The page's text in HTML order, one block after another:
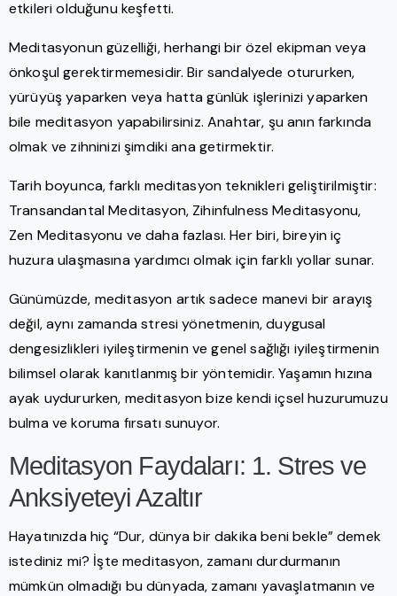
etkileri olduğunu keşfetti.
Meditasyonun güzelliği, herhangi bir özel ekipman veya
önkoşul gerektirmemesidir. Bir sandalyede otururken,
yürüyüş yaparken veya hatta günlük işlerinizi yaparken
bile meditasyon yapabilirsiniz. Anahtar, şu anın farkında
olmak ve zihninizi şimdiki ana getirmektir.
Tarih boyunca, farklı meditasyon teknikleri geliştirilmiştir:
Transandantal Meditasyon, Zihinfulness Meditasyonu,
Zen Meditasyonu ve daha fazlası. Her biri, bireyin iç
huzura ulaşmasına yardımcı olmak için farklı yollar sunar.
Günümüzde, meditasyon artık sadece manevi bir arayış
değil, aynı zamanda stresi yönetmenin, duygusal
dengesizlikleri iyileştirmenin ve genel sağlığı iyileştirmenin
bilimsel olarak kanıtlanmış bir yöntemidir. Yaşamın hızına
ayak uydururken, meditasyon bize kendi içsel huzurumuzu
bulma ve koruma fırsatı sunuyor.
Meditasyon Faydaları: 1. Stres ve
Anksiyeteyi Azaltır
Hayatınızda hiç “Dur, dünya bir dakika beni bekle” demek
istediniz mi? İşte meditasyon, zamanı durdurmanın
mümkün olmadığı bu dünyada, zamanı yavaşlatmanın ve